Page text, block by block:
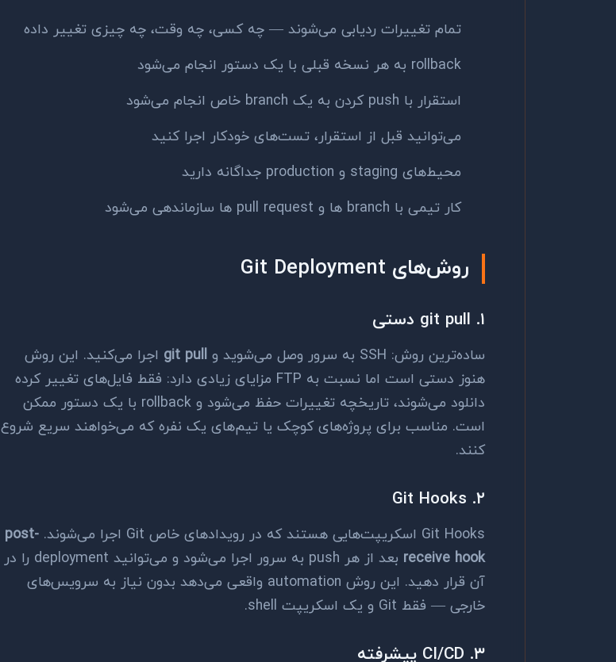
تمام تغییرات ردیابی می‌شوند — چه کسی، چه وقت، چه چیزی تغییر داده
rollback به هر نسخه قبلی با یک دستور انجام می‌شود
استقرار با push کردن به یک branch خاص انجام می‌شود
می‌توانید قبل از استقرار، تست‌های خودکار اجرا کنید
محیط‌های staging و production جداگانه دارید
کار تیمی با branch ها و pull request ها سازماندهی می‌شود
روش‌های Git Deployment
۱. git pull دستی
ساده‌ترین روش: SSH به سرور وصل می‌شوید و git pull اجرا می‌کنید. این روش
هنوز دستی است اما نسبت به FTP مزایای زیادی دارد: فقط فایل‌های تغییر کرده
دانلود می‌شوند، تاریخچه تغییرات حفظ می‌شود و rollback با یک دستور ممکن
است. مناسب برای پروژه‌های کوچک یا تیم‌های یک نفره که می‌خواهند سریع شروع
کنند.
۲. Git Hooks
Git Hooks اسکریپت‌هایی هستند که در رویدادهای خاص Git اجرا می‌شوند.
post-
receive hook
بعد از هر push به سرور اجرا می‌شود و می‌توانید deployment را در
آن قرار دهید. این روش automation واقعی می‌دهد بدون نیاز به سرویس‌های
خارجی — فقط Git و یک اسکریپت shell.
۳. CI/CD پیشرفته